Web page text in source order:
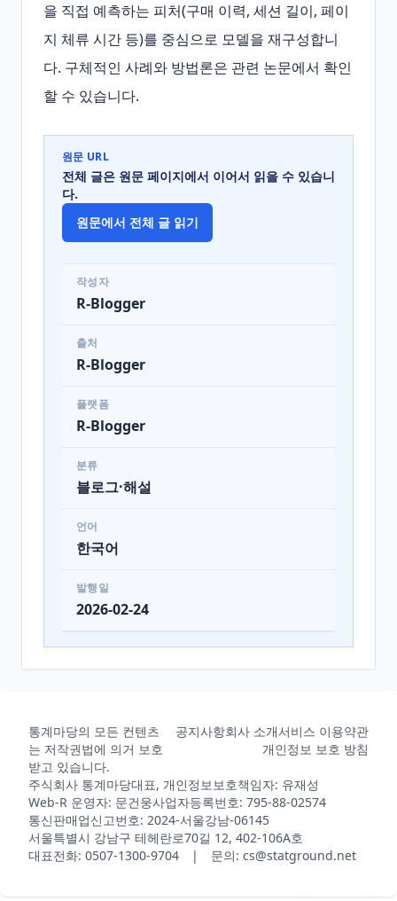
을 직접 예측하는 피처(구매 이력, 세션 길이, 페이
지 체류 시간 등)를 중심으로 모델을 재구성합니
다. 구체적인 사례와 방법론은 관련 논문에서 확인
할 수 있습니다.
원문 URL
전체 글은 원문 페이지에서 이어서 읽을 수 있습니
다.
원문에서 전체 글 읽기
작성자
R-Blogger
출처
R-Blogger
플랫폼
R-Blogger
분류
블로그·해설
언어
한국어
발행일
2026-02-24
통계마당의 모든 컨텐츠
는 저작권법에 의거 보호
받고 있습니다.
공지사항회사 소개서비스 이용약관
개인정보 보호 방침
주식회사 통계마당대표, 개인정보보호책임자: 유재성
Web-R 운영자: 문건웅사업자등록번호: 795-88-02574
통신판매업신고번호: 2024-서울강남-06145
서울특별시 강남구 테헤란로70길 12, 402-106A호
대표전화: 0507-1300-9704 | 문의: cs@statground.net